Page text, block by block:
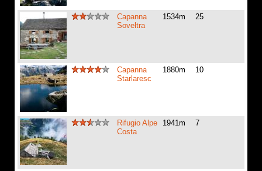
Capanna
Soveltra
1534m 25
Capanna
Starlaresc
1880m 10
Rifugio Alpe
Costa
1941m 7